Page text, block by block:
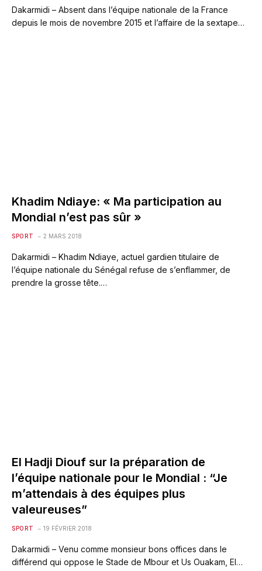
Dakarmidi – Absent dans l’équipe nationale de la France
depuis le mois de novembre 2015 et l’affaire de la sextape…
Khadim Ndiaye: « Ma participation au
Mondial n’est pas sûr »
SPORT 2 MARS 2018
Dakarmidi – Khadim Ndiaye, actuel gardien titulaire de
l’équipe nationale du Sénégal refuse de s’enflammer, de
prendre la grosse tête.…
El Hadji Diouf sur la préparation de
l’équipe nationale pour le Mondial : “Je
m’attendais à des équipes plus
valeureuses”
SPORT 19 FÉVRIER 2018
Dakarmidi – Venu comme monsieur bons offices dans le
différend qui oppose le Stade de Mbour et Us Ouakam, El…